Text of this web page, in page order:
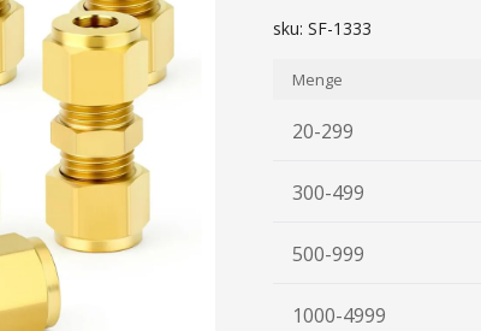
sku: SF-1333
Menge
20-299
300-499
500-999
1000-4999